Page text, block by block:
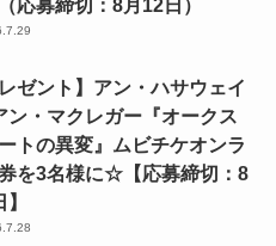
応募締切：8月12日）
レゼント】アン・ハサウェイ
ン・マクレガー『オークス
トの異変』ムビチケオンラ
を3名様に☆【応募締切：8